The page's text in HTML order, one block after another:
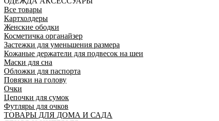
Все товары
Картхолдеры
Женские ободки
Косметичка органайзер
Застежки для уменьшения размера
Кожаные держатели для подвесок на шеи
Маски для сна
Обложки для паспорта
Повязки на голову
Очки
Цепочки для сумок
Футляры для очков
ТОВАРЫ ДЛЯ ДОМА И САДА